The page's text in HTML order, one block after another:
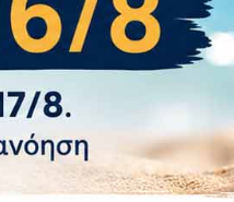
Επιστροφές
προϊόν
κατάσταση